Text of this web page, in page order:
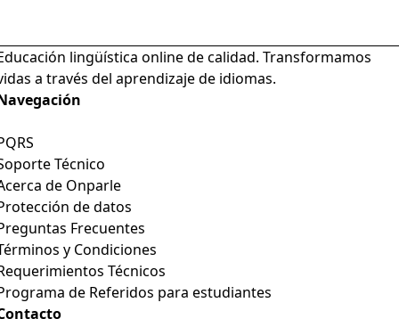
lingüística online de calidad. Transformamos
a través del aprendizaje de idiomas.
Técnico
de Onparle
de datos
Frecuentes
y Condiciones
Técnicos
de Referidos para estudiantes